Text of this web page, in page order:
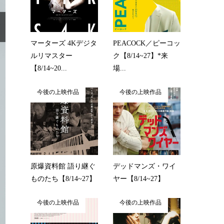
マーターズ 4Kデジタ
ルリマスター
【8/14~20...
PEACOCK／ピーコッ
ク【8/14~27】*来
場...
今後の上映作品
原爆資料館 語り継ぐ
ものたち【8/14~27】
今後の上映作品
デッドマンズ・ワイ
ヤー【8/14~27】
今後の上映作品 今後の上映作品